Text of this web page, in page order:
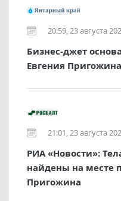
20:59, 23 августа
Бизнес-джет
Евгения
21:01, 23 августа
РИА «Новости»:
найдены на месте
Пригожина